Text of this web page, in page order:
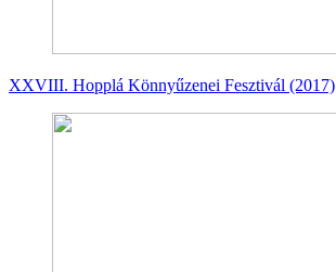
XXVIII. Hopplá Könnyűzenei Fesztivál (2017)